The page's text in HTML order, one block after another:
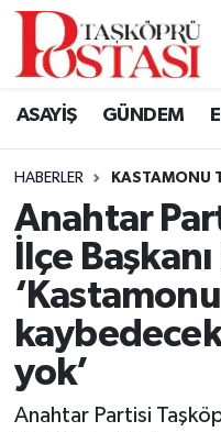
ASAYİŞ GÜNDEM
HABERLER KASTAMONU
Anahtar
İlçe
yok’
Anahtar Partisi
Kastamonu Vefat
Araç Haberleri
Azdavay Haberleri
Bozkurt Haberleri
Çatalzeytin